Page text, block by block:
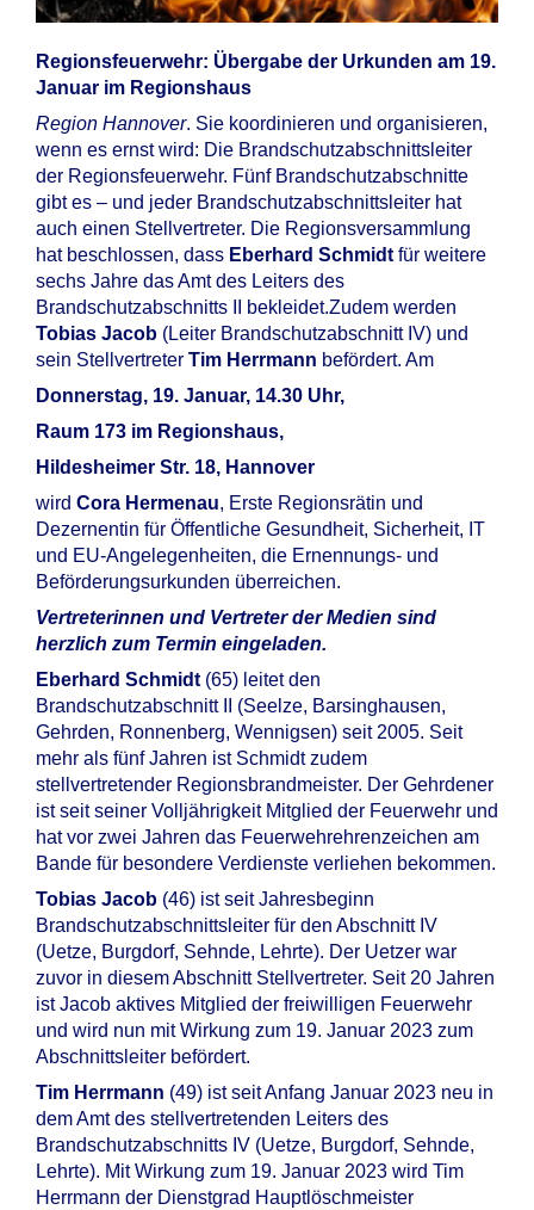
Regionsfeuerwehr: Übergabe der Urkunden am 19.
Januar im Regionshaus
Region Hannover. Sie koordinieren und organisieren,
wenn es ernst wird: Die Brandschutzabschnittsleiter
der Regionsfeuerwehr. Fünf Brandschutzabschnitte
gibt es – und jeder Brandschutzabschnittsleiter hat
auch einen Stellvertreter. Die Regionsversammlung
hat beschlossen, dass Eberhard Schmidt für weitere
sechs Jahre das Amt des Leiters des
Brandschutzabschnitts II bekleidet.Zudem werden
Tobias Jacob (Leiter Brandschutzabschnitt IV) und
sein Stellvertreter Tim Herrmann befördert. Am
Donnerstag, 19. Januar, 14.30 Uhr,
Raum 173 im Regionshaus,
Hildesheimer Str. 18, Hannover
wird Cora Hermenau, Erste Regionsrätin und
Dezernentin für Öffentliche Gesundheit, Sicherheit, IT
und EU-Angelegenheiten, die Ernennungs- und
Beförderungsurkunden überreichen.
Vertreterinnen und Vertreter der Medien sind
herzlich zum Termin eingeladen.
Eberhard Schmidt (65) leitet den
Brandschutzabschnitt II (Seelze, Barsinghausen,
Gehrden, Ronnenberg, Wennigsen) seit 2005. Seit
mehr als fünf Jahren ist Schmidt zudem
stellvertretender Regionsbrandmeister. Der Gehrdener
ist seit seiner Volljährigkeit Mitglied der Feuerwehr und
hat vor zwei Jahren das Feuerwehrehrenzeichen am
Bande für besondere Verdienste verliehen bekommen.
Tobias Jacob (46) ist seit Jahresbeginn
Brandschutzabschnittsleiter für den Abschnitt IV
(Uetze, Burgdorf, Sehnde, Lehrte). Der Uetzer war
zuvor in diesem Abschnitt Stellvertreter. Seit 20 Jahren
ist Jacob aktives Mitglied der freiwilligen Feuerwehr
und wird nun mit Wirkung zum 19. Januar 2023 zum
Abschnittsleiter befördert.
Tim Herrmann (49) ist seit Anfang Januar 2023 neu in
dem Amt des stellvertretenden Leiters des
Brandschutzabschnitts IV (Uetze, Burgdorf, Sehnde,
Lehrte). Mit Wirkung zum 19. Januar 2023 wird Tim
Herrmann der Dienstgrad Hauptlöschmeister